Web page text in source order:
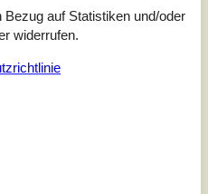
auf Deutsch.
Bezug auf Statistiken und/oder
widerrufen.